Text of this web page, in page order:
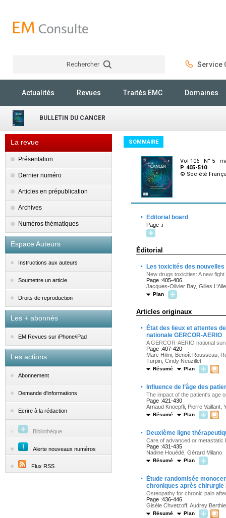
Rechercher Service
Actualités Revues Traités EMC Domaines
BULLETIN DU CANCER
La revue
Présentation
Dernier numéro
Articles en prépublication
Archives
Numéros thématiques
Espace Auteurs
Instructions aux auteurs
Soumettre un article
Droits de reproduction
Les + abonnés
EM|Revues sur iPhone/iPad
Les actions
Abonnement
Demande d'informations
Ecrire à la rédaction
Bibliothèque
Alerte nouveaux numéros
Flux RSS
SOMMAIRE
Vol 106 - N° 5 -
P. 405-510
© Société
· Editorial board
Page :i
Éditorial
· Les toxicités des
New drugs toxicities: A new fight
Page :405-406
Jacques-Olivier Bay, Gilles
Plan
Articles originaux
·
État des lieux et attentes
nationale GERCOR-AERIO
A GERCOR-AERIO national
Page :407-420
Marc Hilmi, Benoît Rousseau,
Turpin, Cindy Neuzillet
Résumé Plan
· Influence de l’âge des
The impact of the patient's age
Page :421-430
Arnaud Knoepfli, Pierre Vaillant,
Résumé Plan
· Deuxième ligne
Care of advanced or metastatic
Page :431-435
Nadine Houédé, Gérard Milano
Résumé Plan
·
Étude randomisée
chroniques après chirurgie
Osteopathy for chronic pain
Page :436-446
Gisèle Chvetzoff, Audrey
Résumé Plan